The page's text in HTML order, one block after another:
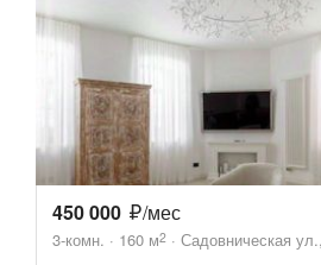
450 000 /мес
3-комн. 160 м2 Садовническая